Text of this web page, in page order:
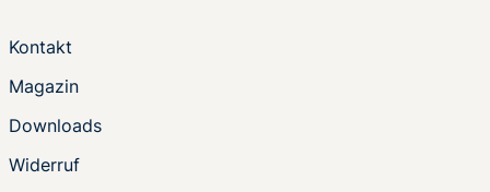
Kontakt
Magazin
Downloads
Widerruf